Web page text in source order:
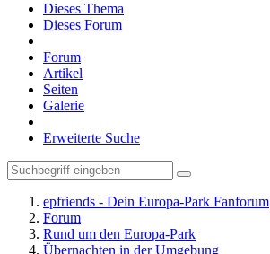
Dieses Thema
Dieses Forum
Forum
Artikel
Seiten
Galerie
Erweiterte Suche
epfriends - Dein Europa-Park Fanforum
Forum
Rund um den Europa-Park
Übernachten in der Umgebung